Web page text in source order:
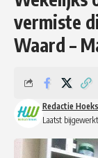
vermiste
Waard –
Laatst
Redactie